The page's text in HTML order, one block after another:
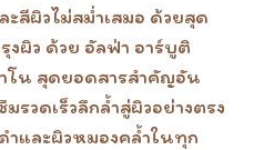
สีผิวไม่สม่ำเสมอ ด้วยสุด
งผิว ด้วย อัลฟ่า อาร์บูติ
น สุดยอดสารสำคัญอัน
วดเร็วลึกล้ำสู่ผิวอย่างตรง
และผิวหมองคล้ำในทุก